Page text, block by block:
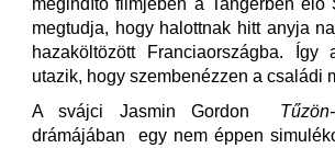
megtudja, hogy halottnak hitt anyja
hazaköltözött Franciaországba. Így
utazik, hogy szembenézzen a családi
A svájci Jasmin Gordon
drámájában egy nem éppen